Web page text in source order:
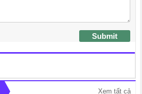
Submit
Xem tất cả